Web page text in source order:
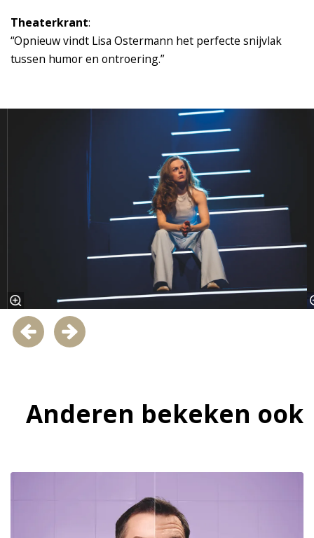
Theaterkrant:
“Opnieuw vindt Lisa Ostermann het perfecte snijvlak
tussen humor en ontroering.”
Anderen bekeken ook